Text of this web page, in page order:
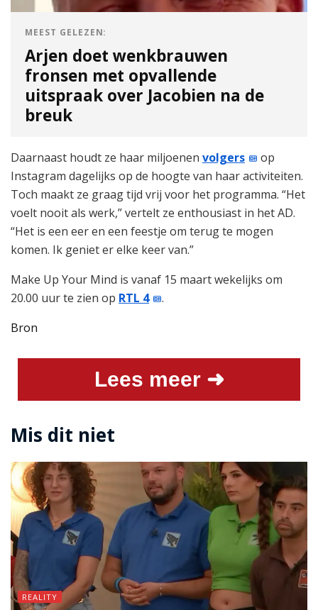
MEEST GELEZEN:
Arjen doet wenkbrauwen
fronsen met opvallende
uitspraak over Jacobien na de
breuk
Daarnaast houdt ze haar miljoenen volgers
op
Instagram dagelijks op de hoogte van haar activiteiten.
Toch maakt ze graag tijd vrij voor het programma. “Het
voelt nooit als werk,” vertelt ze enthousiast in het AD.
“Het is een eer en een feestje om terug te mogen
komen. Ik geniet er elke keer van.”
Make Up Your Mind is vanaf 15 maart wekelijks om
20.00 uur te zien op RTL 4
.
Bron
Lees meer ➜
Mis dit niet
REALITY